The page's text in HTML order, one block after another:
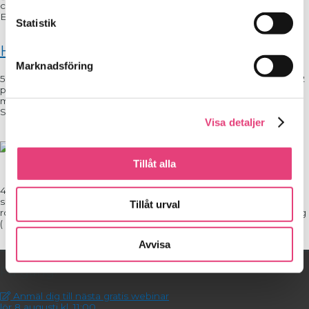
Statistik
Marknadsföring
Visa detaljer
Tillåt alla
Tillåt urval
Avvisa
citron 2 msk finhackad gräslök 1 msk olivolja Salt och svartpeppar
En enkel ost att bara röra ihop! Mascarponen kan b...
Hummus med rökt paprika
5 dl kokta kikärter, köp kokta på burk (2 burkar till detta recept). 2
pressade vitlöksklyftor 0,5 dl olivolja 4 msk tahini, sesampasta 4
msk citronsaft 1-2 tsk rökt paprikapulver 1 tsk mald spiskummin
Salt och vitpeppar Hackad blad...
Rimmad kyckling
med kall örtsås
4 kycklingfiléer ( ca 500 g) Saltlag 1 liter vatten 4 msk salt ½
slantad morot 1 liten bit torkad/färsk ingefära 1 lagerblad 1 tsk
rosmarin 1 tsk timjan Till kokning 1 liter vatten Buljong typ 1 tärning
( Nu...
På gång!
Anmäl dig till nästa gratis webinar
lör 8 augusti kl. 11:00